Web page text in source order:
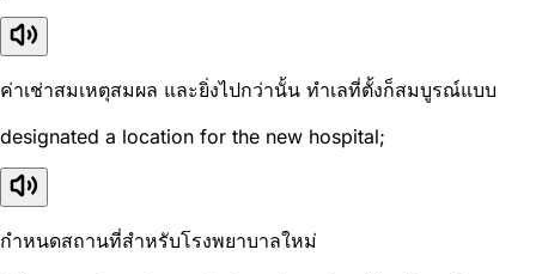
ค่าเช่าสมเหตุสมผล และยิ่งไปกว่านั้น ทำเลที่ตั้งก็สมบูรณ์แบบ
designated a location for the new hospital;
กำหนดสถานที่สำหรับโรงพยาบาลใหม่